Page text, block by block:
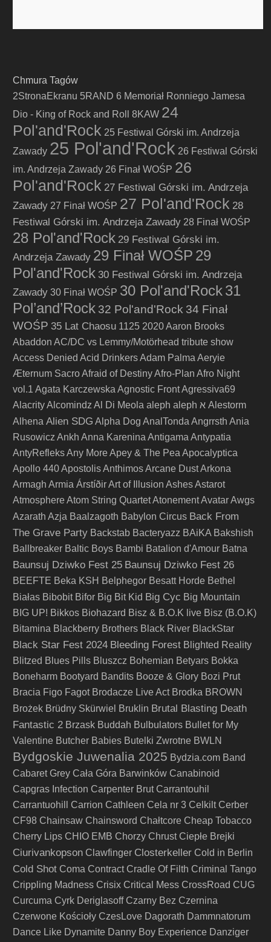
Chmura Tagów
2StronaEkranu 5RAND 6 Memoriał Ronniego Jamesa
Dio - King of Rock and Roll
8KAW 24
Pol'and'Rock 25 Festiwal Górski im. Andrzeja
Zawady 25 Pol'and'Rock 26 Festiwal Górski
im. Andrzeja Zawady 26 Finał WOŚP 26
Pol'and'Rock 27 Festiwal Górski im. Andrzeja
Zawady 27 Finał WOŚP 27 Pol'and'Rock 28
Festiwal Górski im. Andrzeja Zawady 28 Finał WOŚP
28 Pol'and'Rock 29 Festiwal Górski im.
Andrzeja Zawady 29 Finał WOŚP 29
Pol'and'Rock 30 Festiwal Górski im. Andrzeja
Zawady 30 Finał WOŚP 30 Pol'and'Rock31
Pol’and’Rock 32 Pol'and'Rock 34 Finał
WOŚP 35 Lat Chaosu 1125 2020Aaron Brooks
Abaddon AC/DC vs Lemmy/Motörhead tribute show
Access Denied Acid DrinkersAdam Palma Aeryie
Æternum SacroAfraid of DestinyAfro-Plan Afro Night
vol.1 Agata Karczewska Agnostic FrontAgressiva69
AlacrityAlcomindz Al Di Meola aleph aleph א Alestorm
Alhena Alien SDG Alpha Dog AnalTonda Angrrsth Ania
Rusowicz Ankh Anna Karenina Antigama Antypatia
AntyRefleksAny MoreApey & The Pea Apocalyptica
Apollo 440Apostolis AnthimosArcane DustArkona
Armagh Armia ÁrstíðirArt of Illusion AshesAstarot
AtmosphereAtom String QuartetAtonementAvatarAwgs
Azarath Azja Baalzagoth Babylon Circus Back From
The Grave Party Backstab Bacteryazz BAiKA Bakshish
Ballbreaker Baltic Boys Bambi Batalion d'Amour Batna
Baunsuj Dziwko Fest 25 Baunsuj Dziwko Fest 26
BEEFTE Beka KSH Belphegor Besatt Horde Bethel
Białas Bibobit Bifor Big Bit Kid Big Cyc Big Mountain
BIG UP! Bikkos Biohazard Bisz & B.O.K live Bisz (B.O.K)
Bitamina Blackberry Brothers Black River BlackStar
Black Star Fest 2024 Bleeding Forest Blighted Reality
Blitzed Blues Pills Bluszcz Bohemian Betyars Bokka
Boneharm Bootyard Bandits Booze & Glory Bozi Prut
Bracia Figo Fagot Brodacze Live Act Brodka BROWN
Brożek Brüdny Skürwiel Bruklin Brutal Blasting Death
Fantastic 2 Brzask Buddah Bulbulators Bullet for My
Valentine Butcher Babies Butelki Zwrotne BWLN
Bydgoskie Juwenalia 2025 Bydzia.com Band
Cabaret Grey Cała Góra Barwinków Canabinoid
Capgras Infection Carpenter Brut Carrantouhil
Carrantuohill
Carrion Cathleen Cela nr 3 Celkilt Cerber
CF98 Chainsaw Chainsword Chałtcore Cheap Tobacco
Cherry Lips CHIO EMB Chorzy Chrust Ciepłe Brejki
Ciurivankopson Clawfinger Closterkeller Cold in Berlin
Cold Shot Coma Contract Cradle Of Filth Criminal Tango
Crippling Madness Crisix Critical Mess CrossRoad CUG
Curcuma Cyrk Deriglasoff Czarny Bez Czernina
Czerwone Kościoły CzesLove Dagorath Dammnatorum
Dance Like Dynamite Danny Boy Experience Danziger